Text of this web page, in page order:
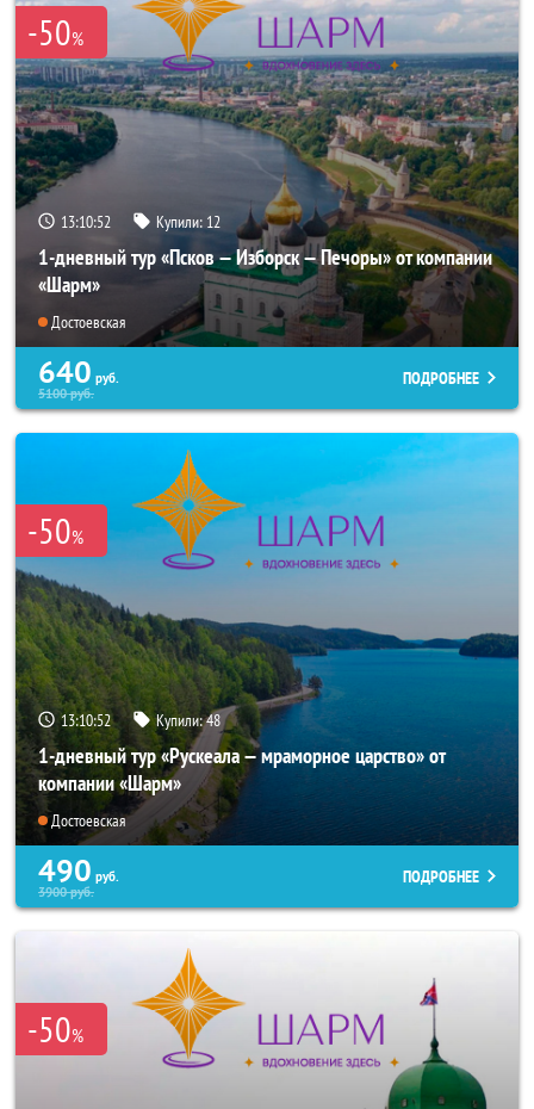
-50%
13:10:51 Купили: 12
1-дневный тур «Псков — Изборск — Печоры» от компании
«Шарм»
Достоевская
640 руб.
5100руб.
ПОДРОБНЕЕ
-50%
13:10:51 Купили:48
1-дневный тур «Рускеала — мраморное царство» от
компании «Шарм»
Достоевская
490 руб.
3900руб.
ПОДРОБНЕЕ
-50%